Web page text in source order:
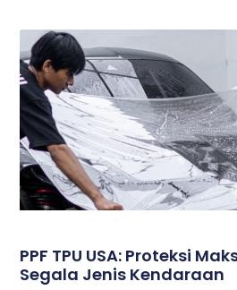
PPF TPU USA: Proteksi
Segala Jenis Kendaraan